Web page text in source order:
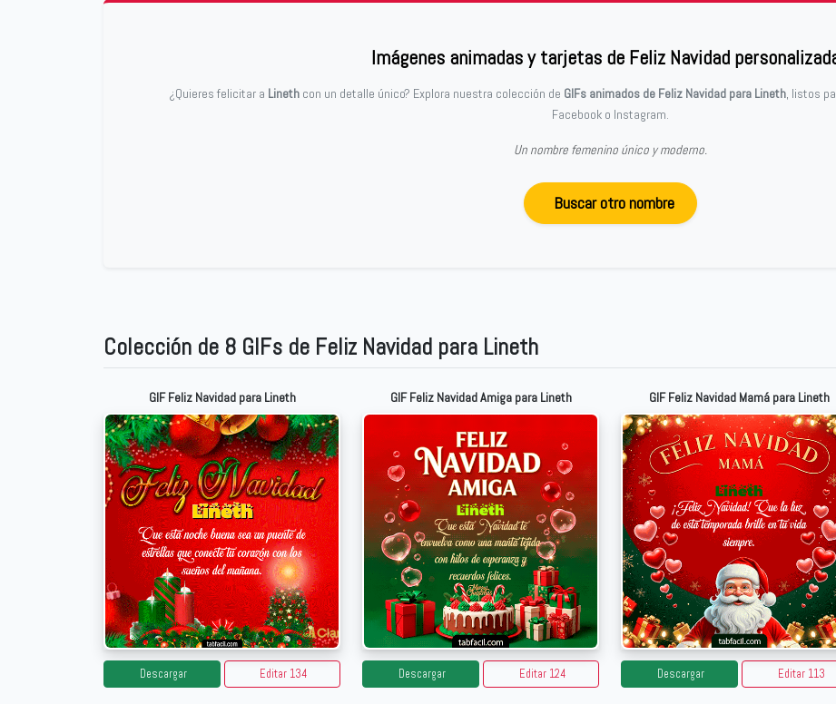
Imágenes animadas y tarjetas de Feliz Navidad
¿Quieres felicitar a Linethcon un detalle único? Explora nuestra colección de GIFs animados de Feliz Navidad para Lineth, listos
Facebook o Instagram.
Un nombre femenino único y moderno.
Buscar otro nombre
Colección de 8 GIFs de Feliz Navidad para Lineth
GIF Feliz Navidad para Lineth
Descargar Editar 134
GIF Feliz Navidad Amiga para Lineth
Descargar Editar 124
GIF Feliz Navidad Mamá para Lineth
Descargar Editar 113